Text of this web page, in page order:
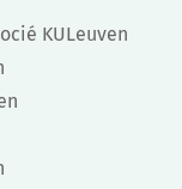
KULeuven